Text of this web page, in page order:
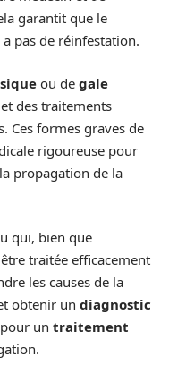
garantit que le
a pas de réinfestation.
ou de gale
des traitements
Ces formes graves de
rigoureuse pour
propagation de la
qui, bien que
traitée efficacement
les causes de la
obtenir un diagnostic
un traitement